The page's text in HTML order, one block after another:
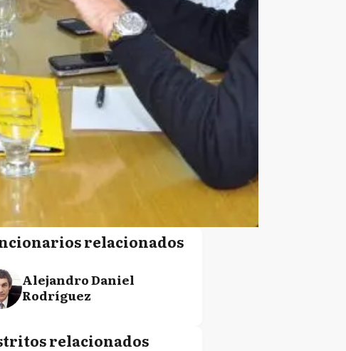
relacionados
Alejandro Daniel
Rodríguez
relacionados